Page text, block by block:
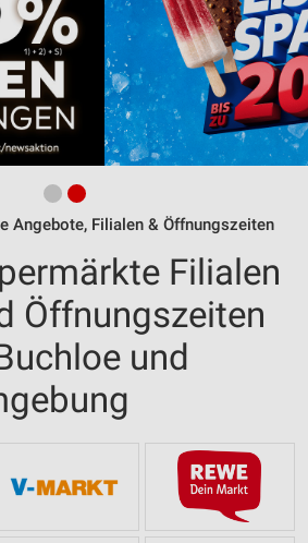
Angebote, Filialen & Öffnungszeiten
Filialen
Öffnungszeiten
und